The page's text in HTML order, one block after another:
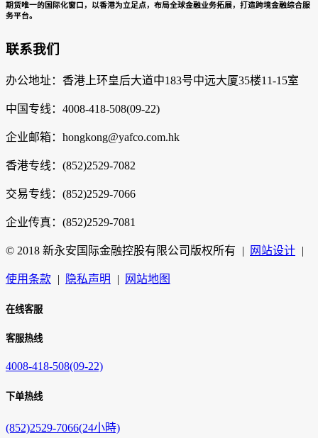
期货唯一的国际化窗口，以香港为立足点，布局全球金融业务拓展，打造跨境金融综合服
务平台。
联系我们
办公地址：香港上环皇后大道中183号中远大厦35楼11-15室
中国专线：4008-418-508(09-22)
企业邮箱：hongkong@yafco.com.hk
香港专线：(852)2529-7082
交易专线：(852)2529-7066
企业传真：(852)2529-7081
© 2018 新永安国际金融控股有限公司版权所有 | 网站设计 |
使用条款 | 隐私声明 | 网站地图
在线客服
客服热线
4008-418-508(09-22)
下单热线
(852)2529-7066(24小時)